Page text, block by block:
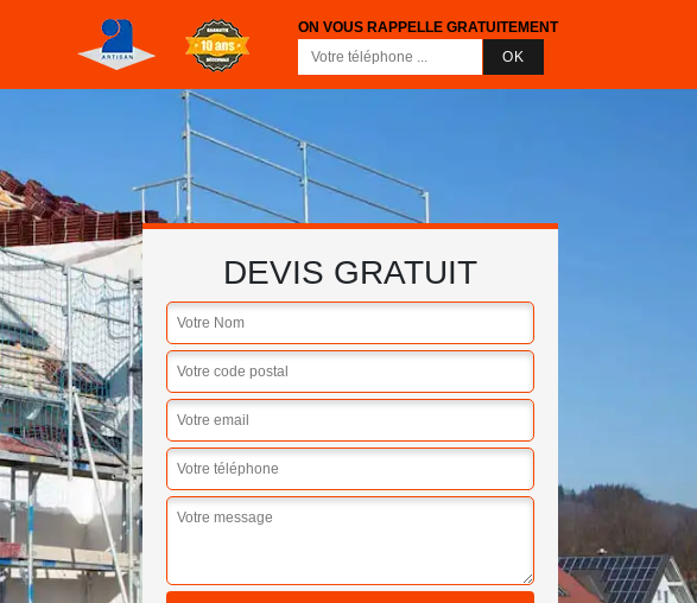
ON VOUS RAPPELLE GRATUITEMENT
DEVIS GRATUIT